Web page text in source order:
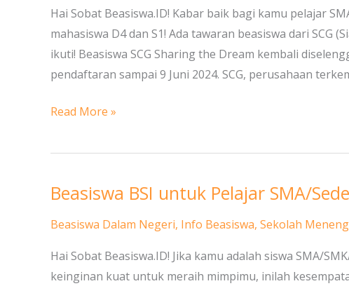
Hai Sobat Beasiswa.ID! Kabar baik bagi kamu pelajar
mahasiswa D4 dan S1! Ada tawaran beasiswa dari SCG
ikuti! Beasiswa SCG Sharing the Dream kembali
pendaftaran sampai 9 Juni 2024. SCG, perusahaan
the
Dream
untuk
Pelajar
Mahasiswa
Read More »
Beasiswa BSI untuk Pelajar SMA/
Beasiswa Dalam Negeri, Info Beasiswa, Sekolah
Hai Sobat Beasiswa.ID! Jika kamu adalah siswa SMA/
keinginan kuat untuk meraih mimpimu, inilah
Beasiswa
untuk
Pelajar
SMA/Sederajat